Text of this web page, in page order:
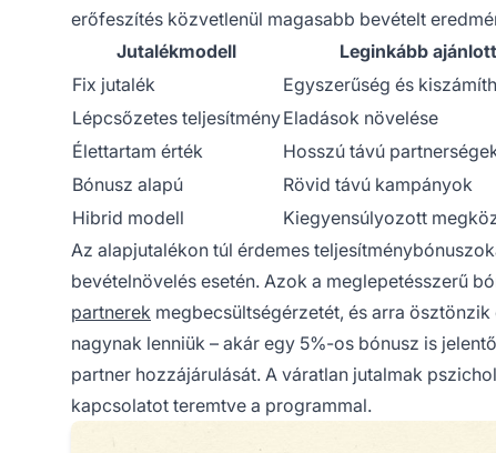
erőfeszítés közvetlenül magasabb bevételt
Jutalékmodell
Leginkább ajánlott
Fix jutalék
Egyszerűség és
Lépcsőzetes teljesítményEladások növelése
Élettartam érték
Hosszú távú
Bónusz alapú
Rövid távú kampányok
Hibrid modell
Kiegyensúlyozott
Az alapjutalékon túl érdemes
bevételnövelés esetén. Azok a meglepetésszerű
partnerek megbecsültségérzetét, és arra
nagynak lenniük – akár egy 5%-os bónusz is
partner hozzájárulását. A váratlan jutalmak
kapcsolatot teremtve a programmal.